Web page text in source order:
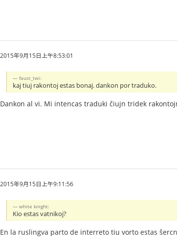
2015年9月15日上午8:53:01
faust_twi:
kaj tiuj rakontoj estas bonaj. dankon por traduko.
Dankon al vi. Mi intencas traduki ĉiujn tridek
2015年9月15日上午9:11:56
white knight:
Kio estas vatnikoj?
En la ruslingva parto de interreto tiu vorto estas